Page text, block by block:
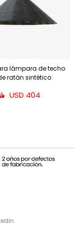
lámpara de techo
ratán sintético
USD 404